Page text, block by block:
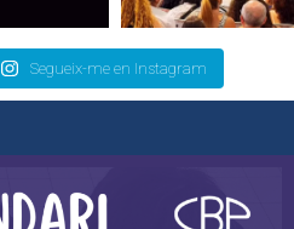
Segueix-me en Instagram